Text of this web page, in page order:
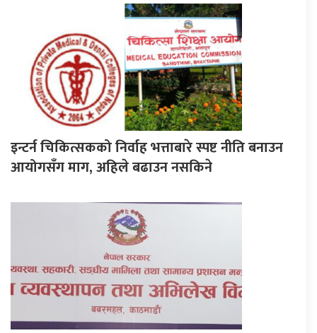
इन्टर्न चिकित्सकको निर्वाह भत्ताबारे स्पष्ट नीति बनाउन
आयोगसँग माग, अहिले बढाउन नसकिने